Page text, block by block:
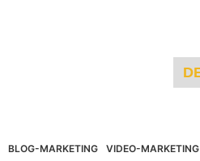
BLOG-MARKETING VIDEO-MARKETING